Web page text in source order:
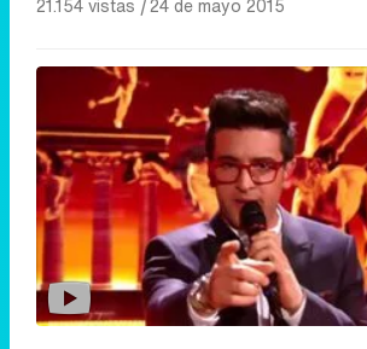
21.154 vistas |24 de mayo 2015